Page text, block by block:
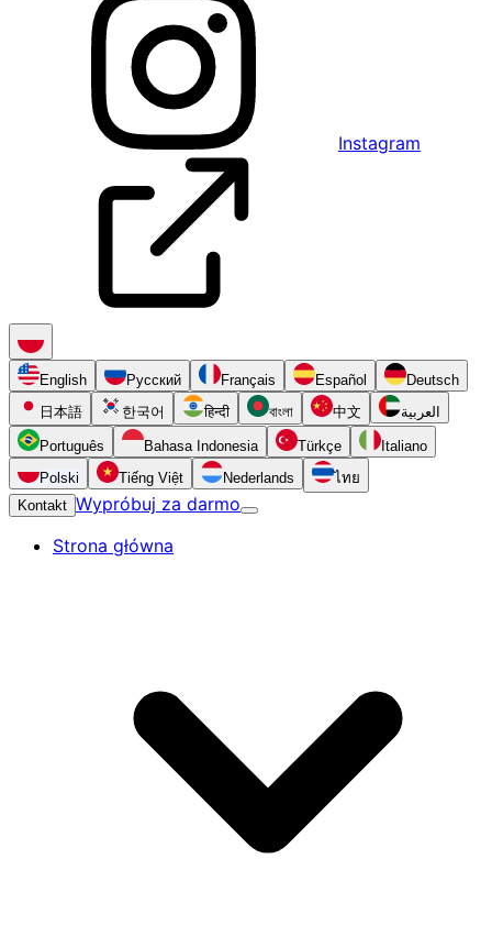
Instagram
English Русский Français Español
Deutsch
日本語
한국어 हिन्दी বাংলা 中文 العربية
Português Bahasa Indonesia Türkçe
Italiano
Polski
Tiếng Việt Nederlands
ไทย
Kontakt Wypróbuj za darmo
Strona główna